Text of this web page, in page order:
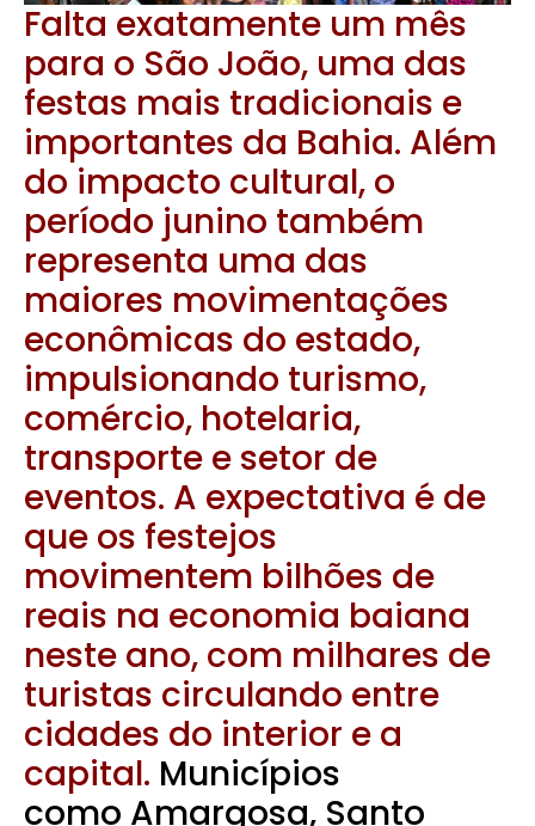
Falta exatamente um mês
para o São João, uma das
festas mais tradicionais e
importantes da Bahia. Além
do impacto cultural, o
período junino também
representa uma das
maiores movimentações
econômicas do estado,
impulsionando turismo,
comércio, hotelaria,
transporte e setor de
eventos. A expectativa é de
que os festejos
movimentem bilhões de
reais na economia baiana
neste ano, com milhares de
turistas circulando entre
cidades do interior e a
capital. Municípios
como Amargosa, Santo